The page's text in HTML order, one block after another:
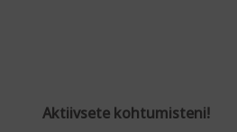
Aktiivsete kohtumisteni!